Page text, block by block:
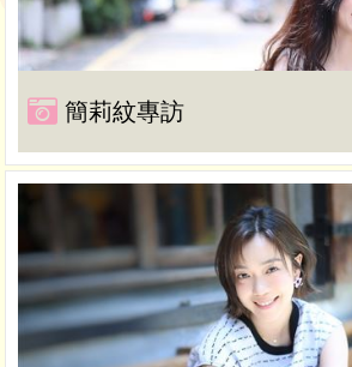
簡莉紋專訪